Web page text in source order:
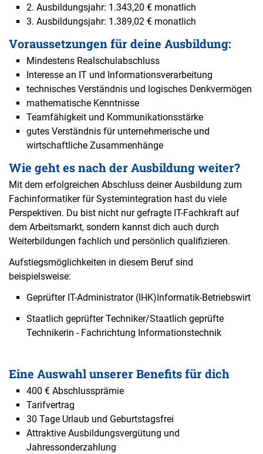
2. Ausbildungsjahr: 1.343,20 € monatlich
3. Ausbildungsjahr: 1.389,02 € monatlich
Voraussetzungen für deine Ausbildung:
Mindestens Realschulabschluss
Interesse an IT und Informationsverarbeitung
technisches Verständnis und logisches Denkvermögen
mathematische Kenntnisse
Teamfähigkeit und Kommunikationsstärke
gutes Verständnis für unternehmerische und
wirtschaftliche Zusammenhänge
Wie geht es nach der Ausbildung weiter?
Mit dem erfolgreichen Abschluss deiner Ausbildung zum
Fachinformatiker für Systemintegration hast du viele
Perspektiven. Du bist nicht nur gefragte IT-Fachkraft auf
dem Arbeitsmarkt, sondern kannst dich auch durch
Weiterbildungen fachlich und persönlich qualifizieren.
Aufstiegsmöglichkeiten in diesem Beruf sind
beispielsweise:
Geprüfter IT-Administrator (IHK)Informatik-Betriebswirt
Staatlich geprüfter Techniker/Staatlich geprüfte
Technikerin - Fachrichtung Informationstechnik
Eine Auswahl unserer Benefits für dich
400 € Abschlussprämie
Tarifvertrag
30 Tage Urlaub und Geburtstagsfrei
Attraktive Ausbildungsvergütung und
Jahressonderzahlung